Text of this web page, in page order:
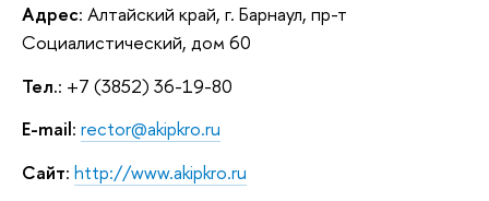
Адрес: Алтайский край, г. Барнаул, пр-т
Социалистический, дом 60
Тел.: +7 (3852) 36-19-80
E-mail: rector@akipkro.ru
Сайт: http://www.akipkro.ru